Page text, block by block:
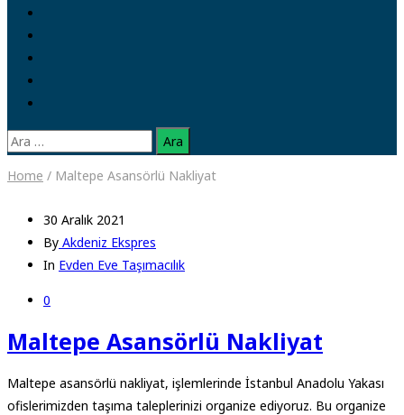
Arama:
Home / Maltepe Asansörlü Nakliyat
30 Aralık 2021
By Akdeniz Ekspres
In Evden Eve Taşımacılık
0
Maltepe Asansörlü Nakliyat
Maltepe asansörlü nakliyat, işlemlerinde İstanbul Anadolu Yakası
ofislerimizden taşıma taleplerinizi organize ediyoruz. Bu organize